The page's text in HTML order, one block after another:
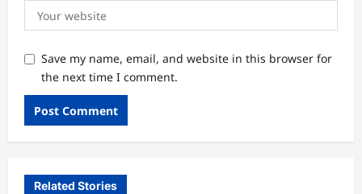
Save my name, email, and website in this browser for
the next time I comment.
Related Stories